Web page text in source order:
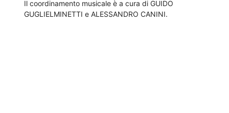
Il coordinamento musicale è a cura di GUIDO
GUGLIELMINETTI e ALESSANDRO CANINI.